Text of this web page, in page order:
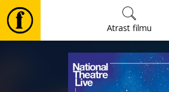
Atrast filmu